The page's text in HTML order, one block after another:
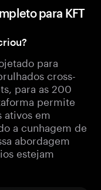
para KFT
para
cross-
para as 200
permite
ativos em
a cunhagem de
abordagem
estejam